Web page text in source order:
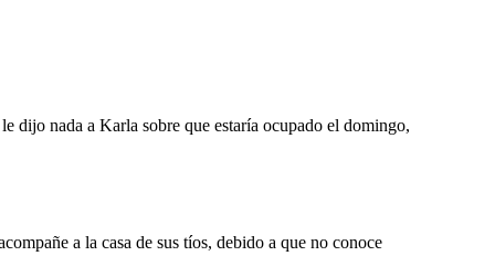
dijo nada a Karla sobre que estaría ocupado el domingo,
a la casa de sus tíos, debido a que no conoce